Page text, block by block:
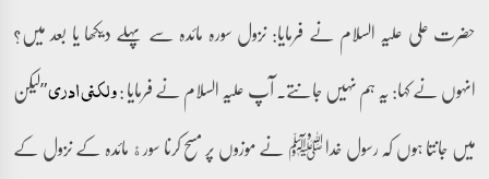
حضرت علی علیہ السلام نے فرمایا: نزول سورہ مائدہ سے پہلے دیکھا یا بعد میں؟
انہوں نے کہا: یہ ہم نہیں جانتے۔ آپ علیہ السلام نے فرمایا :ولکنی ادری”لیکن
میں جانتا ہوں کہ رسول خدا ﷺ نے موزوں پر مسح کرنا سورﮤ مائدہ کے نزول کے